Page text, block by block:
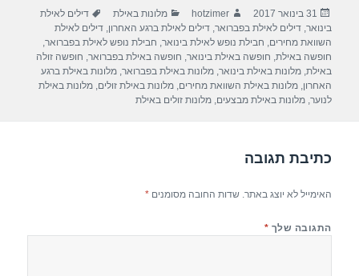
e
b
o
o
s
A
p
p
gr
a
m
e
פורסם
בתאריך
31 בינואר 2017 מחבר
hotzimer קטגוריות
מלונות באילת תגיות
דילים לאילת
בינואר,דילים לאילת בפברואר,דילים לאילת ברגע האחרון,דילים לאילת
השוואת מחירים, חבילת נופש לאילת בינואר, חבילת נופש לאילת בפברואר,
חופשה באילת, חופשה באילת בינואר, חופשה באילת בפברואר, חופשה זולה
באילת,מלונות באילת בינואר,מלונות באילת בפברואר,מלונות באילת ברגע
האחרון,מלונות באילת השוואת מחירים,מלונות באילת זולים,מלונות באילת
לנוער,מלונות באילת מבצעים,מלונות זולים באילת
כתיבת תגובה
האימייל לא יוצג באתר. שדות החובה מסומנים*
התגובה שלך *